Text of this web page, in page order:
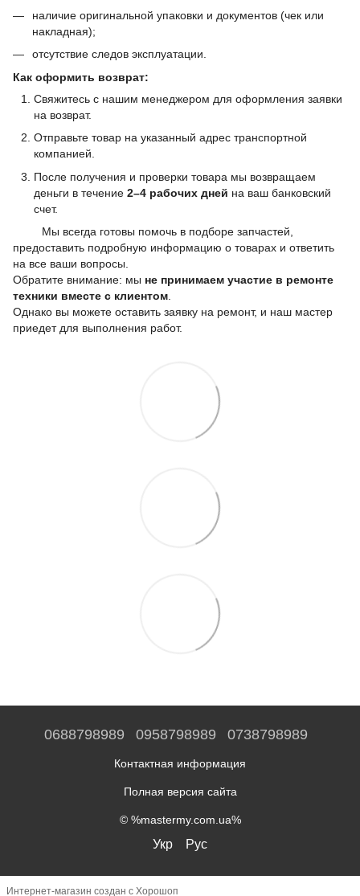
наличие оригинальной упаковки и документов (чек или
накладная);
отсутствие следов эксплуатации.
Как оформить возврат:
Свяжитесь с нашим менеджером для оформления заявки
на возврат.
Отправьте товар на указанный адрес транспортной
компанией.
После получения и проверки товара мы возвращаем
деньги в течение 2–4 рабочих дней на ваш банковский
счет.
Мы всегда готовы помочь в подборе запчастей,
предоставить подробную информацию о товарах и ответить
на все ваши вопросы.
Обратите внимание: мы не принимаем участие в ремонте
техники вместе с клиентом
Однако вы можете оставить заявку на ремонт, и наш мастер
приедет для выполнения работ.
0688798989 0958798989 0738798989
Контактная информация
Полная версия сайта
© %mastermy.com.ua%
Укр Рус
Интернет-магазин создан с Хорошоп